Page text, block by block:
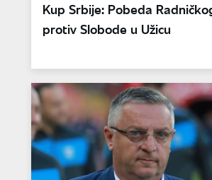
Kup Srbije: Pobeda
protiv Slobode u Užicu